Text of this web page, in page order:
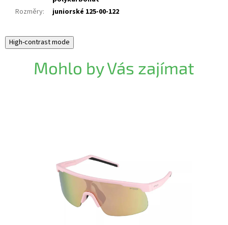
Rozměry: juniorské 125-00-122
High-contrast mode
Mohlo by Vás zajímat